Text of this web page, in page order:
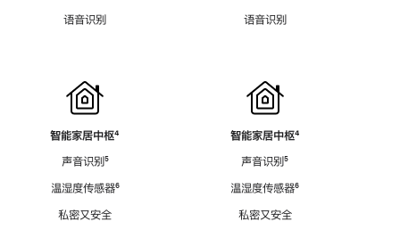
语音识别
智能家居中枢脚
⁴
声音识别脚
⁵
温湿度传感器脚
⁶
私密又安全
语音识别
智能家居中枢脚
⁴
声音识别脚
⁵
温湿度传感器脚
⁶
私密又安全